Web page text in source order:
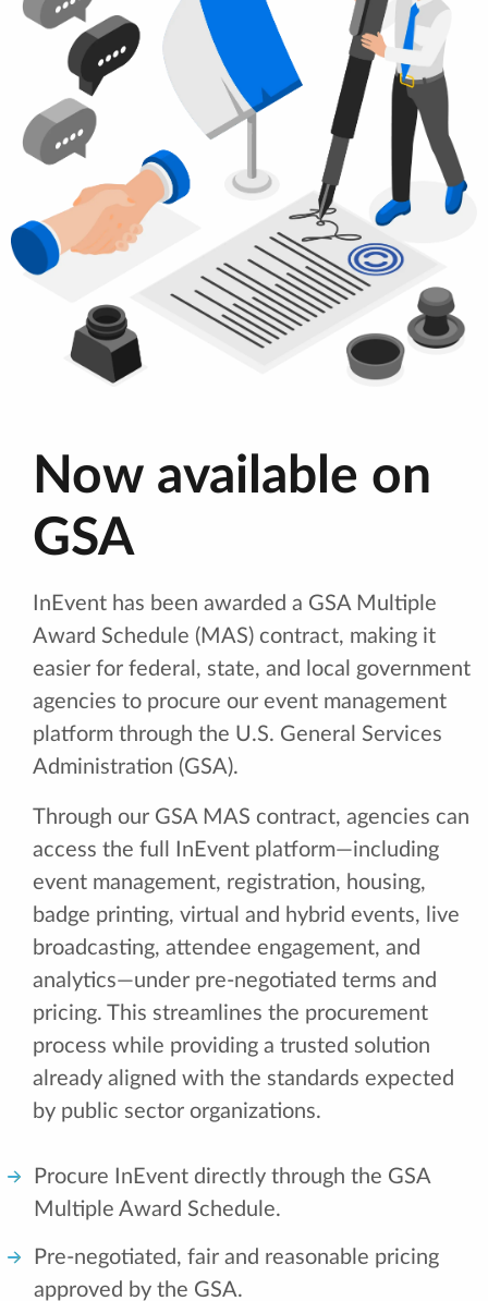
Now available on
GSA
InEvent has been awarded a GSA Multiple
Award Schedule (MAS) contract, making it
easier for federal, state, and local government
agencies to procure our event management
platform through the U.S. General Services
Administration (GSA).
Through our GSA MAS contract, agencies can
access the full InEvent platform—including
event management, registration, housing,
badge printing, virtual and hybrid events, live
broadcasting, attendee engagement, and
analytics—under pre-negotiated terms and
pricing. This streamlines the procurement
process while providing a trusted solution
already aligned with the standards expected
by public sector organizations.
Procure InEvent directly through the GSA
Multiple Award Schedule.
Pre-negotiated, fair and reasonable pricing
approved by the GSA.